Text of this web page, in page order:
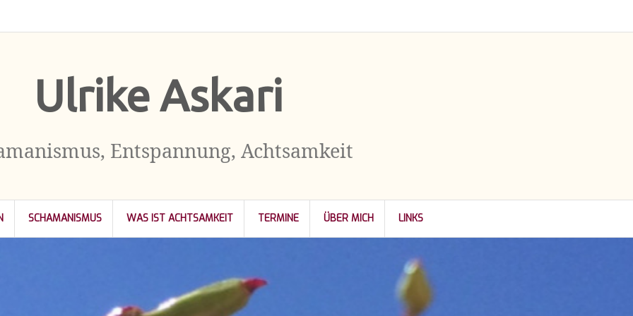
Ulrike Askari
Entspannung, Achtsamkeit
SCHAMANISMUS WAS IST ACHTSAMKEIT TERMINE ÜBER MICH LINKS